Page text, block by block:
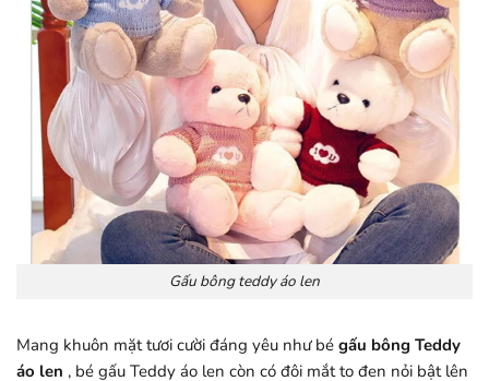
Gấu bông teddy áo len
Mang khuôn mặt tươi cười đáng yêu như bé gấu bông Teddy
áo len , bé gấu Teddy áo len còn có đôi mắt to đen nỏi bật lên